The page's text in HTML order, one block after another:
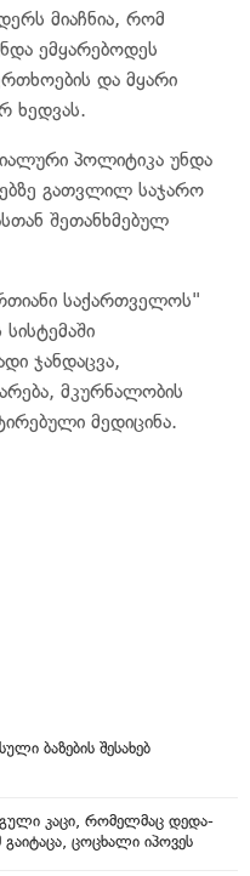
მიაჩნია, რომ
ემყარებოდეს
და მყარი
ხედვას.
პოლიტიკა უნდა
გათვლილ საჯარო
შეთანხმებულ
საქართველოს"
ჯანდაცვა,
მკურნალობის
მედიცინა.
ბაზების შესახებ
კაცი, რომელმაც დედა-
ცოცხალი იპოვეს